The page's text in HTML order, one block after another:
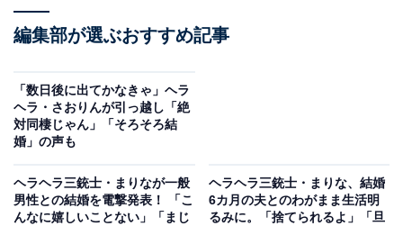
編集部が選ぶおすすめ記事
「数日後に出てかなきゃ」ヘラ
ヘラ・さおりんが引っ越し「絶
対同棲じゃん」「そろそろ結
婚」の声も
ヘラヘラ三銃士・まりなが一般
男性との結婚を電撃発表！ 「こ
んなに嬉しいことない」「まじ
ヘラヘラ三銃士・まりな、結婚
6カ月の夫とのわがまま生活明
るみに。「捨てられるよ」「旦